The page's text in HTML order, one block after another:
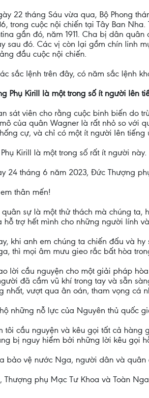
22 tháng Sáu vừa qua, Bộ Phong
trong cuộc nội chiến tại Tây Ban
gần đó, năm 1911. Cha bị dân
sau đó. Các vị còn lại gồm chín linh
đầu cuộc nội chiến.
sắc lệnh trên đây, có năm sắc lệnh
Phụ Kirill là một trong số ít người lên
sát viên cho rằng cuộc binh biến do
của quân Wagner là rất nhỏ so với
cự, và chỉ có một ít người lên tiếng
Kirill là một trong số rất ít người này.
24 tháng 6 năm 2023, Đức Thượng
thân mến!
sự là một thử thách mà chúng ta,
hỗ trợ hết mình cho những người lính
khi anh em chúng ta chiến đấu và
thì mọi âm mưu gieo rắc bất hòa
lời cầu nguyện cho một giải pháp
đã cầm vũ khí trong tay và sẵn
nhất, vượt qua ân oán, tham vọng cá
những nỗ lực của Nguyên thủ quốc
tôi cầu nguyện và kêu gọi tất cả
bị nguy hiểm bởi những lời kêu gọi
bảo vệ nước Nga, người dân và quân
Thượng phụ Mạc Tư Khoa và Toàn Nga